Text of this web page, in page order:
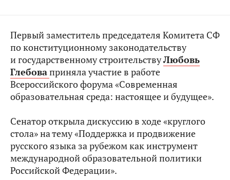
Первый заместитель председателя Комитета СФ
по конституционному законодательству
и государственному строительствуЛюбовь
Глебоваприняла участие в работе
Всероссийского форума «Современная
образовательная среда: настоящее и будущее».
Сенатор открыла дискуссию в ходе «круглого
стола» на тему «Поддержка и продвижение
русского языка за рубежом как инструмент
международной образовательной политики
Российской Федерации».